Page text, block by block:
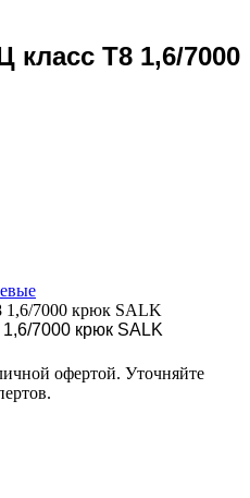
Т8 1,6/7000
1,6/7000 крюк SALK
7000 крюк SALK
офертой. Уточняйте